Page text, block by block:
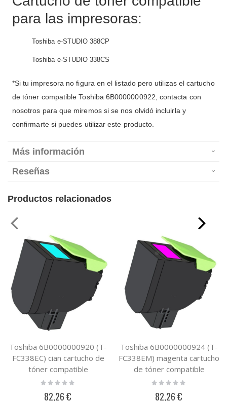
para las impresoras:
Toshiba e-STUDIO 388CP
Toshiba e-STUDIO 338CS
*Si tu impresora no figura en el listado pero utilizas el cartucho
de tóner compatible Toshiba 6B0000000922, contacta con
nosotros para que miremos si se nos olvidó incluirla y
confirmarte si puedes utilizar este producto.
Más información
Reseñas
Productos relacionados
Toshiba 6B0000000920 (T-
FC338EC) cian cartucho de
tóner compatible
Rating:
82,26 €
Toshiba 6B0000000924 (T-
FC338EM) magenta cartucho
de tóner compatible
Rating:
82,26 €